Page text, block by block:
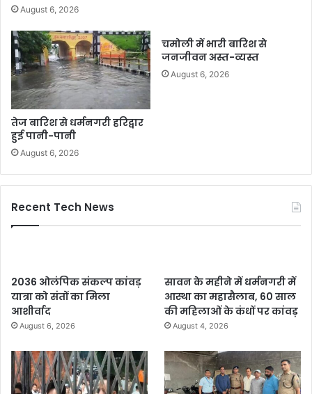
August 6, 2026
तेज बारिश से धर्मनगरी हरिद्वार
हुई पानी-पानी
August 6, 2026
चमोली में भारी बारिश से
जनजीवन अस्त-व्यस्त
August 6, 2026
Recent Tech News
2036 ओलंपिक संकल्प कांवड़
यात्रा को संतों का मिला
आशीर्वाद
August 6, 2026
सावन के महीने में धर्मनगरी में
आस्था का महासैलाब, 60 साल
की महिलाओं के कंधों पर कांवड़
August 4, 2026